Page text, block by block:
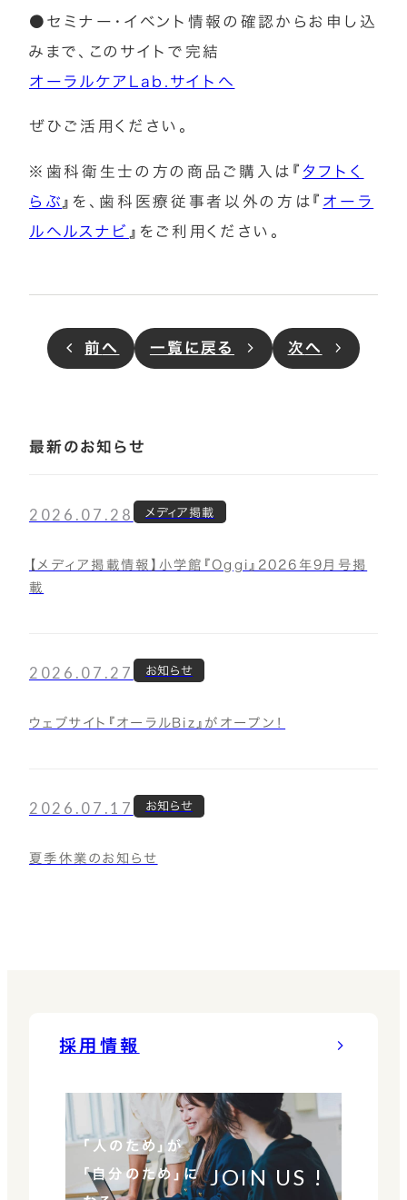
●セミナー・イベント情報の確認からお申し込
みまで、このサイトで完結
オーラルケアLab.サイトへ
ぜひご活用ください。
※歯科衛生士の方の商品ご購入は『 タフトく
らぶ 』を、歯科医療従事者以外の方は『 オーラ
ルヘルスナビ 』をご利用ください。
前へ 一覧に戻る 次へ
最新のお知らせ
2026.07.28 メディア掲載
【メディア掲載情報】小学館『Oggi』2026年9月号掲
載
2026.07.27 お知らせ
ウェブサイト『オーラルBiz』がオープン！
2026.07.17 お知らせ
夏季休業のお知らせ
採用情報
「人のため」が
「自分のため」に
JOIN US !